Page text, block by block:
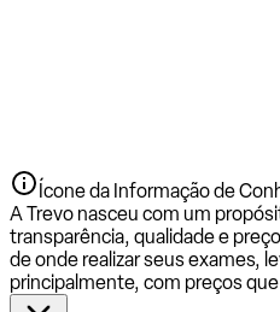
Ícone da Informação de
A Trevo nasceu com um
transparência, qualidade e
de onde realizar seus exames,
principalmente, com preços